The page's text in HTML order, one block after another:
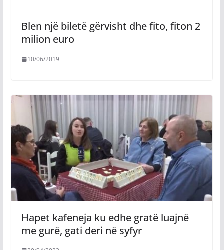
Blen një biletë gërvisht dhe fito, fiton 2
milion euro
10/06/2019
Hapet kafeneja ku edhe gratë luajnë
me gurë, gati deri në syfyr